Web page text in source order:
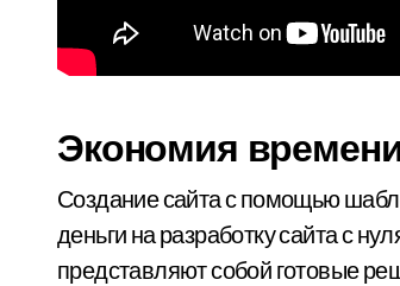
Экономия
Создание сайта с помощью
деньги на разработку сайта с
представляют собой готовые